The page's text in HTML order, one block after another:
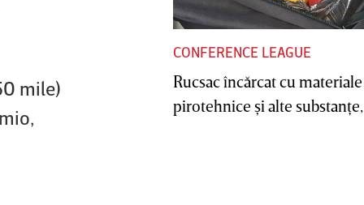
mile)
CONFERENCE LEAGUE
Rucsac încărcat cu materiale
pirotehnice şi alte substanţe,